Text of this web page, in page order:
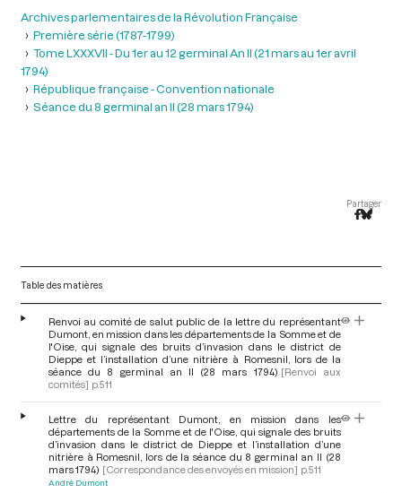
Archives parlementaires de la Révolution Française
Première série (1787-1799)
Tome LXXXVII - Du 1er au 12 germinal An II (21 mars au 1er avril
1794)
République française - Convention nationale
Séance du 8 germinal an II (28 mars 1794)
Partager
Table des matières
Renvoi au comité de salut public de la lettre du représentant
Dumont, en mission dans les départements de la Somme et de
l'Oise, qui signale des bruits d’invasion dans le district de
Dieppe et l’installation d’une nitrière à Romesnil, lors de la
séance du 8 germinal an II (28 mars 1794) [Renvoi aux
comités] p.511
Lettre du représentant Dumont, en mission dans les
départements de la Somme et de l'Oise, qui signale des bruits
d’invasion dans le district de Dieppe et l’installation d’une
nitrière à Romesnil, lors de la séance du 8 germinal an II (28
mars 1794) [Correspondance des envoyés en mission] p.511
André Dumont